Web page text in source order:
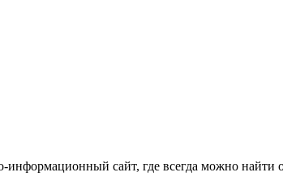
информационный сайт, где всегда можно